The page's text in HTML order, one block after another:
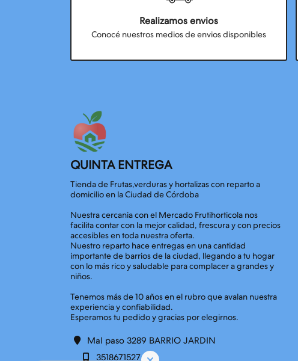
Realizamos envios
Conocé nuestros medios de envios disponibles
QUINTA ENTREGA
Tienda de Frutas,verduras y hortalizas con reparto a
domicilio en la Ciudad de Córdoba
Nuestra cercania con el Mercado Frutihorticola nos
facilita contar con la mejor calidad, frescura y con precios
accesibles en toda nuestra oferta.
Nuestro reparto hace entregas en una cantidad
importante de barrios de la ciudad, llegando a tu hogar
con lo más rico y saludable para complacer a grandes y
niños.
Tenemos más de 10 años en el rubro que avalan nuestra
experiencia y confiabilidad.
Mal paso 3289 BARRIO JARDIN
3518671527